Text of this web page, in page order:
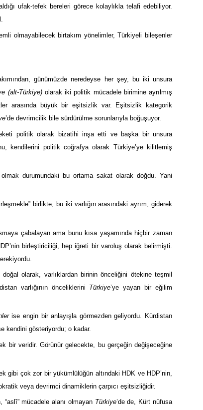
ufak-tefek bereleri görece kolaylıkla telafi edebiliyor.
olmayabilecek birtakım yönelimler, Türkiyeli bileşenler
günümüzde neredeyse her şey, bu iki unsura
(alt-Türkiye)olarak iki politik mücadele birimine ayrılmış
arasında büyük bir eşitsizlik var. Eşitsizlik kategorik
’de devrimcilik bile sürdürülme sorunlarıyla boğuşuyor.
politik olarak bizatihi inşa etti ve başka bir unsura
kendilerini politik coğrafya olarak Türkiye’ye kilitlemiş
durumundaki bu ortama sakat olarak doğdu. Yani
birlikte, bu iki varlığın arasındaki ayrım, giderek
çabalayan ama bunu kısa yaşamında hiçbir zaman
birleştiriciliği, hep iğreti bir varoluş olarak belirmişti.
doğal olarak, varlıklardan birinin önceliğini ötekine teşmil
varlığının önceliklerini Türkiye’ye yayan bir eğilim
ise engin bir anlayışla görmezden geliyordu. Kürdistan
kendini gösteriyordu; o kadar.
bir veridir. Görünür gelecekte, bu gerçeğin değişeceğine
gibi çok zor bir yükümlülüğün altındaki HDK ve HDP’nin,
veya devrimci dinamiklerin çarpıcı eşitsizliğidir.
mücadele alanı olmayan Türkiye’de de, Kürt nüfusa